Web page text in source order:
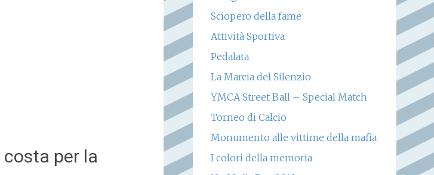
per la
Sciopero della fame
Attività Sportiva
Pedalata
La Marcia del Silenzio
YMCA Street Ball – Special Match
Torneo di Calcio
Monumento alle vittime della mafia
I colori della memoria